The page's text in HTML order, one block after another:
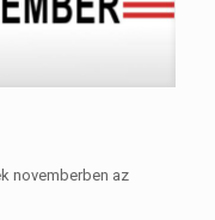
novemberben az